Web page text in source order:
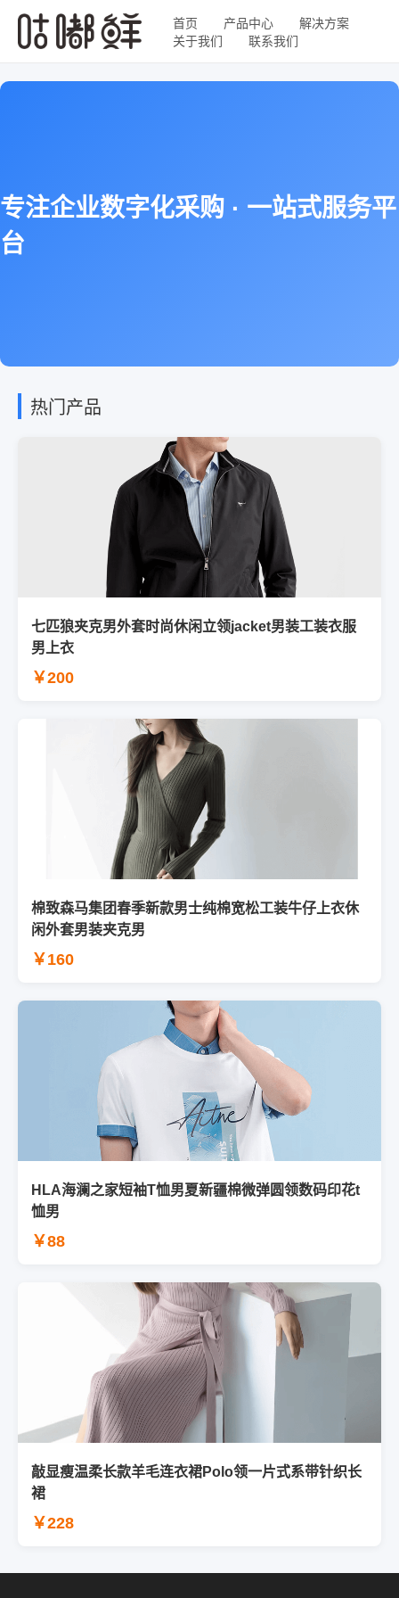
首页 产品中心
解决方案
关于我们
联系我们
专注企业数字化采购 · 一站式服务平
台
热门产品
七匹狼夹克男外套时尚休闲立领jacket男装工装衣服
男上衣
￥200
棉致森马集团春季新款男士纯棉宽松工装牛仔上衣休
闲外套男装夹克男
￥160
HLA海澜之家短袖T恤男夏新疆棉微弹圆领数码印花t
恤男
￥88
敲显瘦温柔长款羊毛连衣裙Polo领一片式系带针织长
裙
￥228